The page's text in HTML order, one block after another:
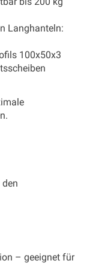
Langhanteln:
100x50x3
– geeignet für